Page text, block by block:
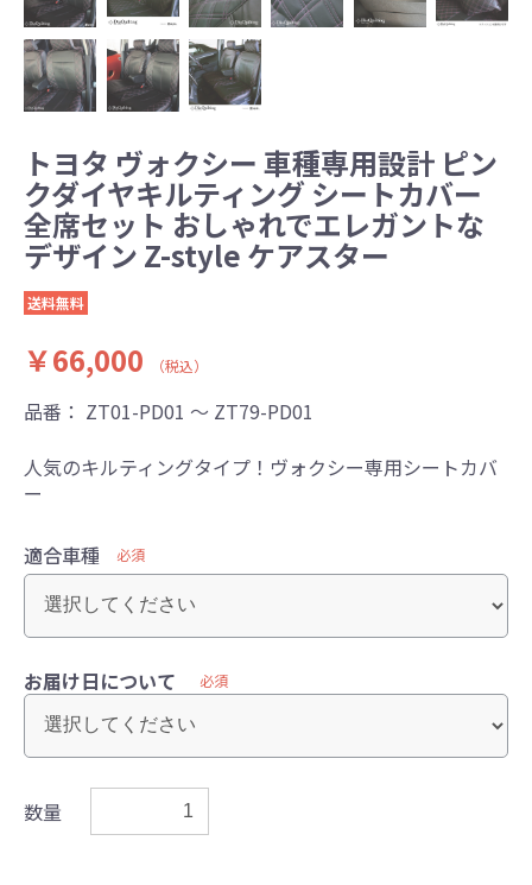
トヨタ ヴォクシー 車種専用設計 ピン
クダイヤキルティング シートカバー
全席セット おしゃれでエレガントな
デザイン Z-style ケアスター
送料無料
￥66,000 （税込）
品番： ZT01-PD01 ～ ZT79-PD01
人気のキルティングタイプ！ヴォクシー専用シートカバ
ー
適合車種 必須
お届け日について 必須
数量